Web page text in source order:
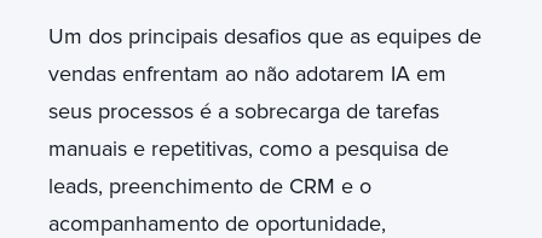
Um dos principais desafios que as equipes de
vendas enfrentam ao não adotarem IA em
seus processos é a sobrecarga de tarefas
manuais e repetitivas, como a pesquisa de
leads, preenchimento de CRM e o
acompanhamento de oportunidade,